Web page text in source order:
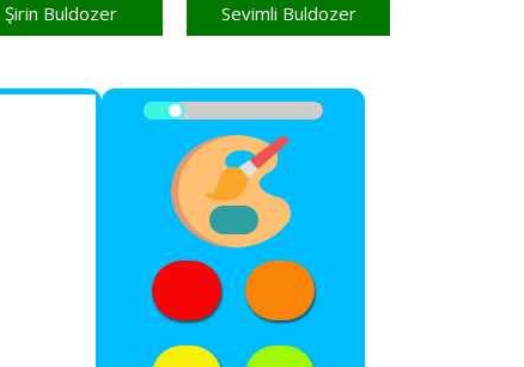
Şirin Buldozer Sevimli Buldozer